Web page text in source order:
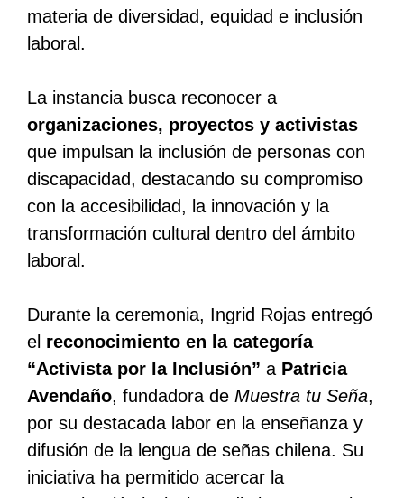
materia de diversidad, equidad e inclusión
laboral.
La instancia busca reconocer a
organizaciones, proyectos y activistas
que impulsan la inclusión de personas con
discapacidad, destacando su compromiso
con la accesibilidad, la innovación y la
transformación cultural dentro del ámbito
laboral.
Durante la ceremonia, Ingrid Rojas entregó
el reconocimiento en la categoría
“Activista por la Inclusión” a Patricia
Avendaño, fundadora de Muestra tu Seña,
por su destacada labor en la enseñanza y
difusión de la lengua de señas chilena. Su
iniciativa ha permitido acercar la